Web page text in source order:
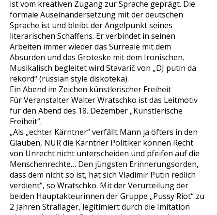
ist vom kreativen Zugang zur Sprache geprägt. Die
formale Auseinandersetzung mit der deutschen
Sprache ist und bleibt der Angelpunkt seines
literarischen Schaffens. Er verbindet in seinen
Arbeiten immer wieder das Surreale mit dem
Absurden und das Groteske mit dem Ironischen.
Musikalisch begleitet wird Stavarič von „DJ putin da
rekord“ (russian style diskoteka).
Ein Abend im Zeichen künstlerischer Freiheit
Für Veranstalter Walter Wratschko ist das Leitmotiv
für den Abend des 18. Dezember „Künstlerische
Freiheit“.
„Als „echter Kärntner“ verfällt Mann ja öfters in den
Glauben, NUR die Kärntner Politiker können Recht
von Unrecht nicht unterscheiden und pfeifen auf die
Menschenrechte… Den jüngsten Erinnerungsorden,
dass dem nicht so ist, hat sich Vladimir Putin redlich
verdient“, so Wratschko. Mit der Verurteilung der
beiden Hauptakteurinnen der Gruppe „Pussy Riot“ zu
2 Jahren Straflager, legitimiert durch die Imitation